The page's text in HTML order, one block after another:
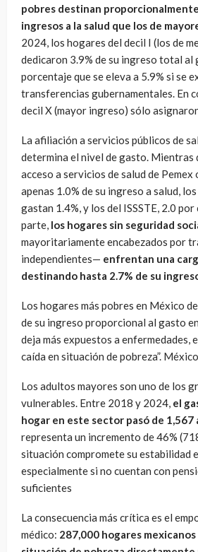
pobres destinan proporcionalmente
ingresos a la salud que los de
2024, los hogares del decil I (los de
dedicaron 3.9% de su ingreso total al
porcentaje que se eleva a 5.9% si se
transferencias gubernamentales. En
decil X (mayor ingreso) sólo
La afiliación a servicios públicos de
determina el nivel de gasto. Mientras
acceso a servicios de salud de Pemex
apenas 1.0% de su ingreso a salud,
gastan 1.4%, y los del ISSSTE, 2.0
parte, los hogares sin seguridad
mayoritariamente encabezados por
independientes— enfrentan una
destinando hasta 2.7% de su
Los hogares más pobres en México
de su ingreso proporcional al gasto
deja más expuestos a enfermedades,
caída en situación de pobreza”.
Los adultos mayores son uno de los
vulnerables. Entre 2018 y 2024, el
hogar en este sector pasó de 1,567
representa un incremento de 46%
situación compromete su estabilidad
especialmente si no cuentan con
suficientes
La consecuencia más crítica es el
médico: 287,000 hogares